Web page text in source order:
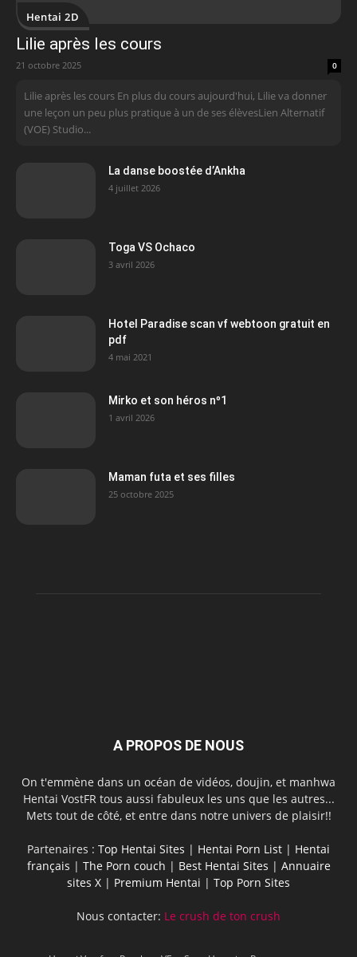
Hentai 2D
Lilie après les cours
21 octobre 2025 0
Lilie après les cours En plus du cours aujourd'hui, Lilie va donner
une leçon un peu plus pratique à un de ses élèvesLien Alternatif
(VOE) Studio...
La danse boostée d’Ankha
4 juillet 2026
Toga VS Ochaco
3 avril 2026
Hotel Paradise scan vf webtoon gratuit en
pdf
4 mai 2021
Mirko et son héros nº1
1 avril 2026
Maman futa et ses filles
25 octobre 2025
A PROPOS DE NOUS
On t'emmène dans un océan de vidéos, doujin, et manhwa
Hentai VostFR tous aussi fabuleux les uns que les autres...
Mets tout de côté, et entre dans notre univers de plaisir!!
Partenaires : Top Hentai Sites | Hentai Porn List | Hentai
français | The Porn couch | Best Hentai Sites | Annuaire
sites X | Premium Hentai | Top Porn Sites
Nous contacter: Le crush de ton crush